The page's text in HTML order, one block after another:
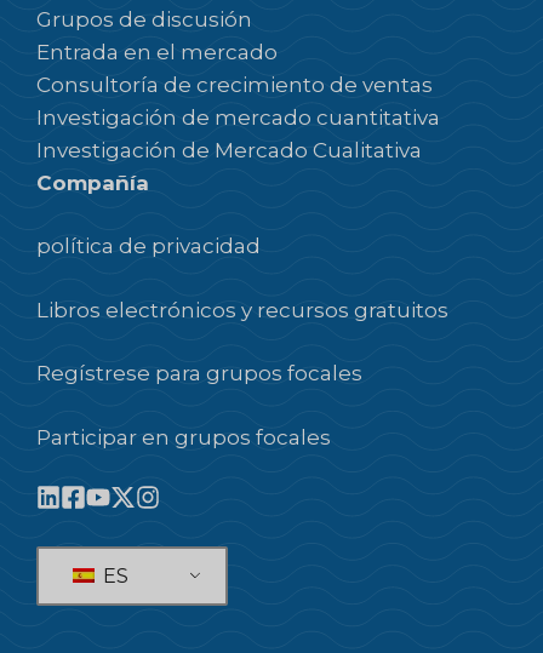
Grupos de discusión
Entrada en el mercado
Consultoría de crecimiento de ventas
Investigación de mercado cuantitativa
Investigación de Mercado Cualitativa
Compañía
política de privacidad
Libros electrónicos y recursos gratuitos
Regístrese para grupos focales
Participar en grupos focales
ES